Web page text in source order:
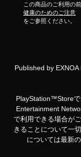
この商品のご利用の
健康のためのご注意
をご参照ください。
Published by
PlayStation™Store
Entertainment
で利用できる場合が
きることについて一
については最新